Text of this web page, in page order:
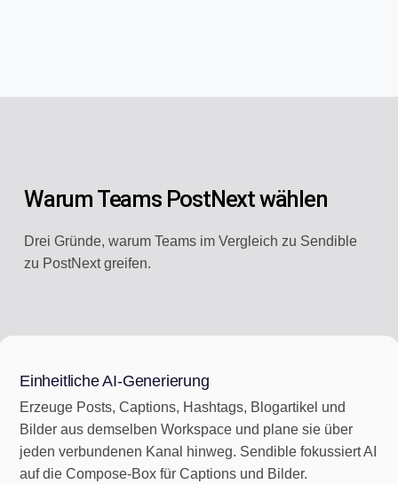
Warum Teams PostNext wählen
Drei Gründe, warum Teams im Vergleich zu Sendible
zu PostNext greifen.
Einheitliche AI-Generierung
Erzeuge Posts, Captions, Hashtags, Blogartikel und
Bilder aus demselben Workspace und plane sie über
jeden verbundenen Kanal hinweg. Sendible fokussiert AI
auf die Compose-Box für Captions und Bilder.